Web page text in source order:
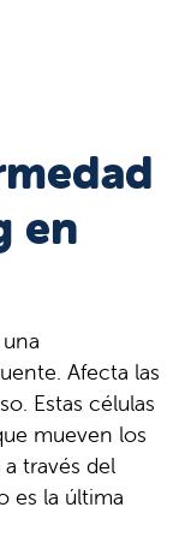
en
Afecta las
Estas células
mueven los
través del
es la última